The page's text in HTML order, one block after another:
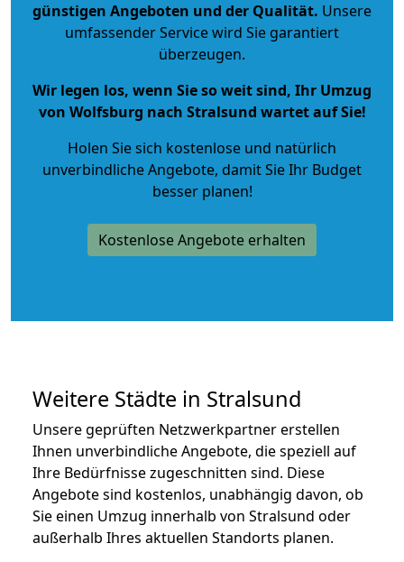
günstigen Angeboten und der Qualität. Unsere
umfassender Service wird Sie garantiert
überzeugen.
Wir legen los, wenn Sie so weit sind, Ihr Umzug
von Wolfsburg nach Stralsund wartet auf Sie!
Holen Sie sich kostenlose und natürlich
unverbindliche Angebote, damit Sie Ihr Budget
besser planen!
Kostenlose Angebote erhalten
Weitere Städte in Stralsund
Unsere geprüften Netzwerkpartner erstellen
Ihnen unverbindliche Angebote, die speziell auf
Ihre Bedürfnisse zugeschnitten sind. Diese
Angebote sind kostenlos, unabhängig davon, ob
Sie einen Umzug innerhalb von Stralsund oder
außerhalb Ihres aktuellen Standorts planen.